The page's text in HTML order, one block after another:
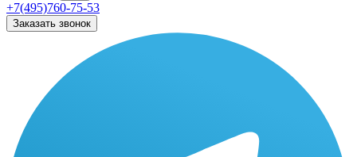
+7(495)760-75-53
Заказать звонок